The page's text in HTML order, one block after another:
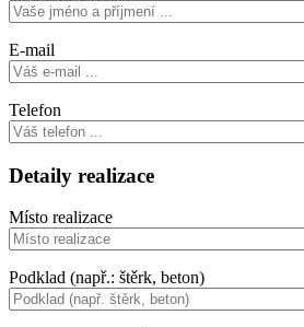
E-mail
Telefon
Detaily realizace
Místo realizace
Podklad (např.: štěrk, beton)